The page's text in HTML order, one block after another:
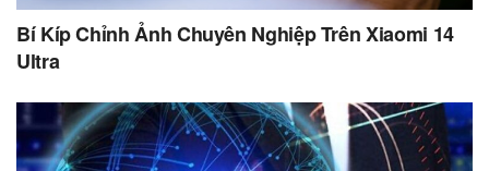
Bí Kíp Chỉnh Ảnh Chuyên Nghiệp Trên Xiaomi 14
Ultra